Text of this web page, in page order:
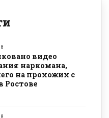
видео
наркомана,
на прохожих с
Ростове